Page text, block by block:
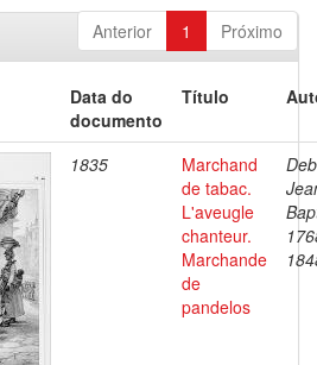
Anterior 1 Próximo
Data do
documento
Título
1835
Marchand
de tabac.
L'aveugle
chanteur.
Marchande
de
pandelos